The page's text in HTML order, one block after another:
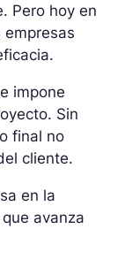
Pero hoy en
impone
Sin
final no
cliente.
en la
avanza